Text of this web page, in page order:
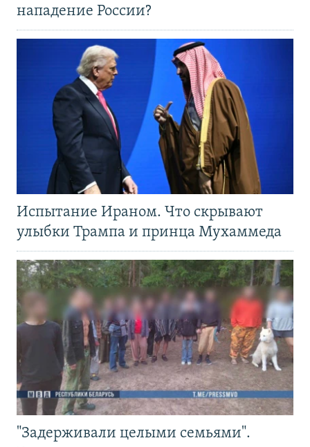
нападение России?
Испытание Ираном. Что скрывают
улыбки Трампа и принца Мухаммеда
"Задерживали целыми семьями".